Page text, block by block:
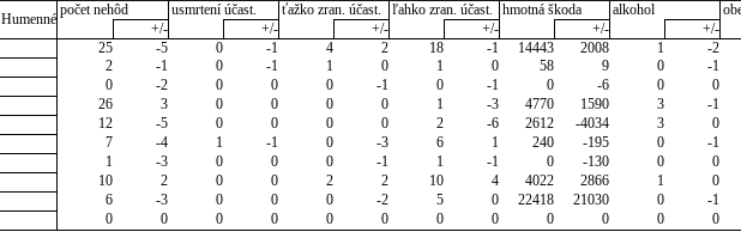
Humenné
počet nehôd usmrtení účast. ťažko zran. účast. ľahko zran. účast. hmotná škoda alkohol
+/-
+/- +/- +/- +/- +/-
25 -5 0 -1 4 2 18 -1 14443 2008 1 -2
2 -1 0 -1 1 0 1 0 58 9 0 -1
0 -2 0 0 0 -1 0 -1 0 -6 0 0
26 3 0 0 0 0 1 -3 4770 1590 3 -1
12 -5 0 0 0 0 2 -6 2612 -4034 3 0
7 -4 1 -1 0 -3 6 1 240 -195 0 -1
1 -3 0 0 0 -1 1 -1 0 -130 0 0
10 2 0 0 2 2 10 4 4022 2866 1 0
6 -3 0 0 0 -2 5 0 22418 21030 0 -1
0 0 0 0 0 0 0 0 0 0 0 0